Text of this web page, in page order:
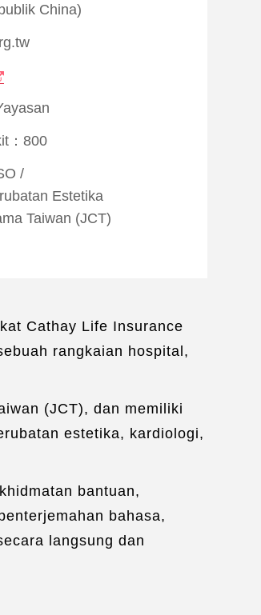
China)
：800
/
Estetika
Taiwan (JCT)
：Bahasa Inggeris
：
/
/Perkhidmatan WiFi
Cathay Life Insurance
rangkaian hospital,
(JCT), dan memiliki
estetika, kardiologi,
bantuan,
bahasa,
langsung dan